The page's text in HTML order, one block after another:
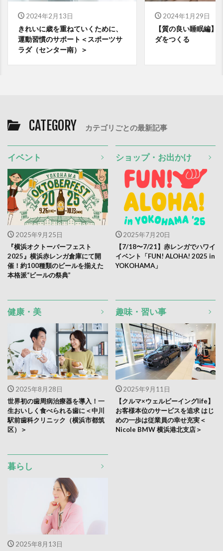
2024年2月13日
きれいに歳を重ねていくために、
運動習慣のサポート＜スポーツサ
ラダ（センター南）＞
2024年1月29日
【質の良い睡眠編】
ダをつくる
CATEGORY カテゴリごとの最新記事
イベント
2025年9月25日
『横浜オクトーバーフェスト
2025』横浜赤レンガ倉庫にて開
催！約100種類のビールを揃えた
本格派“ビールの祭典”
ショップ・お出かけ
2025年7月20日
【7/18〜7/21】赤レンガでハワイ
イベント「FUN! ALOHA! 2025 in
YOKOHAMA」
健康・美
2025年8月28日
世界初の歯周病治療器を導入！一
生おいしく食べられる歯に＜中川
駅前歯科クリニック（横浜市都筑
区）＞
趣味・習い事
2025年9月11日
【クルマ×ウェルビーイングlife】
お客様本位のサービスを追求 はじ
めの一歩は従業員の幸せ充実＜
Nicole BMW 横浜港北支店＞
暮らし
2025年8月13日